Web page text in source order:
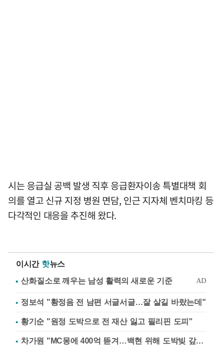
시는 응급실 공백 발생 직후 응급환자이송 특별대책 회
의를 열고 신규 지정 병원 면담, 인근 지자체 벤치마킹 등
다각적인 대응을 추진해 왔다.
이시간 핫뉴스
정보석 "황정음 전 남편 서글서글…잘 살길 바랐는데"
황기순 "원정 도박으로 전 재산 잃고 필리핀 도피"
차가원 "MC몽에 400억 뜯겨…백현 위해 도박빚 갚아줘"